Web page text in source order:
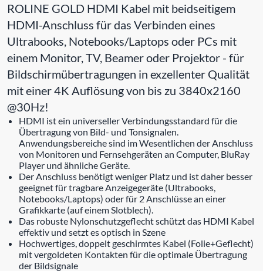
ROLINE GOLD HDMI Kabel mit beidseitigem
HDMI-Anschluss für das Verbinden eines
Ultrabooks, Notebooks/Laptops oder PCs mit
einem Monitor, TV, Beamer oder Projektor - für
Bildschirmübertragungen in exzellenter Qualität
mit einer 4K Auflösung von bis zu 3840x2160
@30Hz!
HDMI ist ein universeller Verbindungsstandard für die
Übertragung von Bild- und Tonsignalen.
Anwendungsbereiche sind im Wesentlichen der Anschluss
von Monitoren und Fernsehgeräten an Computer, BluRay
Player und ähnliche Geräte.
Der Anschluss benötigt weniger Platz und ist daher besser
geeignet für tragbare Anzeigegeräte (Ultrabooks,
Notebooks/Laptops) oder für 2 Anschlüsse an einer
Grafikkarte (auf einem Slotblech).
Das robuste Nylonschutzgeflecht schützt das HDMI Kabel
effektiv und setzt es optisch in Szene
Hochwertiges, doppelt geschirmtes Kabel (Folie+Geflecht)
mit vergoldeten Kontakten für die optimale Übertragung
der Bildsignale